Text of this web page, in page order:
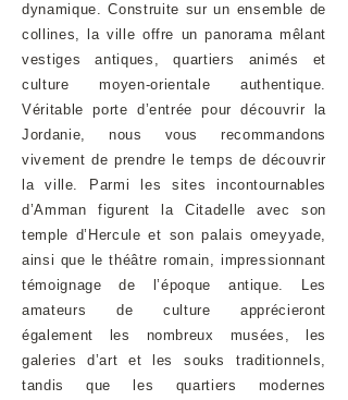
dynamique. Construite sur un ensemble de
collines, la ville offre un panorama mêlant
vestiges antiques, quartiers animés et
culture moyen-orientale authentique.
Véritable porte d’entrée pour découvrir la
Jordanie, nous vous recommandons
vivement de prendre le temps de découvrir
la ville. Parmi les sites incontournables
d’Amman figurent la Citadelle avec son
temple d’Hercule et son palais omeyyade,
ainsi que le théâtre romain, impressionnant
témoignage de l’époque antique. Les
amateurs de culture apprécieront
également les nombreux musées, les
galeries d’art et les souks traditionnels,
tandis que les quartiers modernes